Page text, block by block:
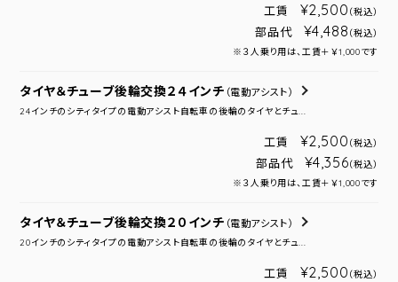
工賃 ¥2,500 （税込）
部品代 ¥4,488 （税込）
※３人乗り用は、工賃＋￥1,000です
タイヤ＆チューブ後輪交換２４インチ （電動アシスト）
24インチのシティタイプの電動アシスト自転車の後輪のタイヤとチュ...
工賃 ¥2,500 （税込）
部品代 ¥4,356（税込）
※３人乗り用は、工賃＋￥1,000です
タイヤ＆チューブ後輪交換２０インチ （電動アシスト）
20インチのシティタイプの電動アシスト自転車の後輪のタイヤとチュ...
工賃 ¥2,500 （税込）